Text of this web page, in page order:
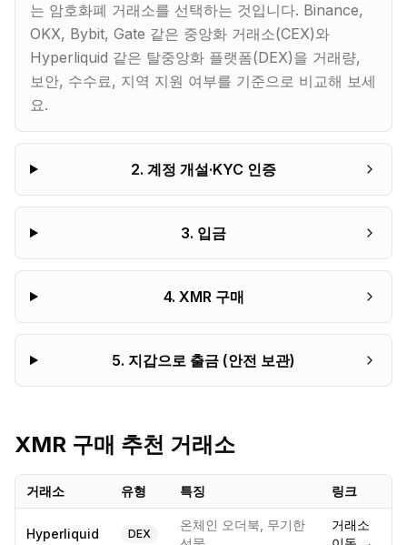
는 암호화폐 거래소를 선택하는 것입니다. Binance,
OKX, Bybit, Gate 같은 중앙화 거래소(CEX)와
Hyperliquid 같은 탈중앙화 플랫폼(DEX)을 거래량,
보안, 수수료, 지역 지원 여부를 기준으로 비교해 보세
요.
2.계정 개설·KYC 인증
3. 입금
4. XMR 구매
5. 지갑으로 출금 (안전 보관)
XMR 구매 추천 거래소
거래소 유형 특징 링크
Hyperliquid DEX
온체인 오더북, 무기한
거래소